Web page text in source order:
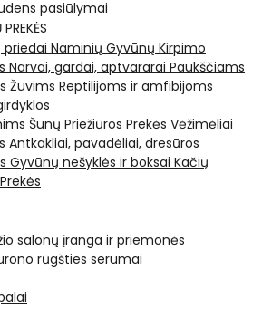
pasiūlymai
priedai Naminių Gyvūnų Kirpimo
Narvai, gardai, aptvararai Paukščiams
Žuvims Reptilijoms ir amfibijoms
Šunų Priežiūros Prekės Vėžimėliai
Antkakliai, pavadėliai, dresūros
Gyvūnų nešyklės ir boksai Kačių
salonų įranga ir priemonės
rūgšties serumai